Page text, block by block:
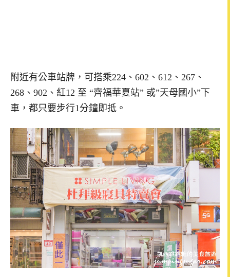
附近有公車站牌，可搭乘224、602、612、267、
268、902、紅12 至 “齊福華夏站” 或”天母國小”下
車，都只要步行1分鐘即抵。